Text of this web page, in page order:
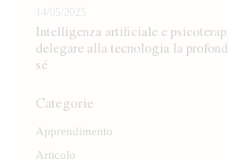
14/05/2025
Intelligenza artificiale e
delegare alla tecnologia la
sé
Categorie
Apprendimento
Articolo